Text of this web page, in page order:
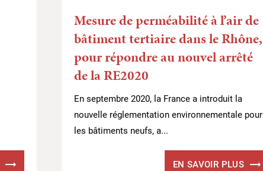
Mesure de perméabilité à l’air de
bâtiment tertiaire dans le Rhône,
pour répondre au nouvel arrêté
de la RE2020
En septembre 2020, la France a introduit la
nouvelle réglementation environnementale pour
les bâtiments neufs, a...
EN SAVOIR PLUS